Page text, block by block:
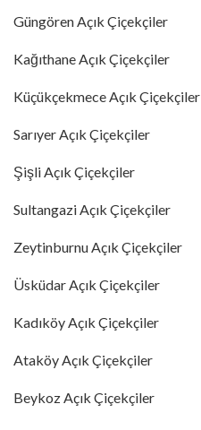
Güngören Açık Çiçekçiler
Kağıthane Açık Çiçekçiler
Küçükçekmece Açık Çiçekçiler
Sarıyer Açık Çiçekçiler
Şişli Açık Çiçekçiler
Sultangazi Açık Çiçekçiler
Zeytinburnu Açık Çiçekçiler
Üsküdar Açık Çiçekçiler
Kadıköy Açık Çiçekçiler
Ataköy Açık Çiçekçiler
Beykoz Açık Çiçekçiler